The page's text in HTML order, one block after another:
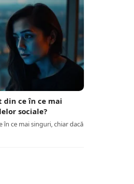
din ce în ce mai
sociale?
în ce mai singuri, chiar dacă